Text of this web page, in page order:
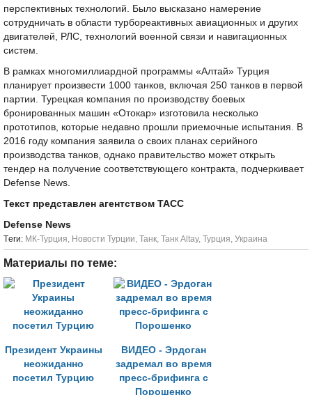
перспективных технологий. Было высказано намерение
сотрудничать в области турбореактивных авиационных и других
двигателей, РЛС, технологий военной связи и навигационных
систем.
В рамках многомиллиардной программы «Алтай» Турция
планирует произвести 1000 танков, включая 250 танков в первой
партии. Турецкая компания по производству боевых
бронированных машин «Отокар» изготовила несколько
прототипов, которые недавно прошли приемочные испытания. В
2016 году компания заявила о своих планах серийного
производства танков, однако правительство может открыть
тендер на получение соответствующего контракта, подчеркивает
Defense News.
Текст представлен агентством ТАСС
Defense News
Tеги: МК-Турция, Новости Турции, Танк, Танк Altay, Турция, Украина
Материалы по теме:
Президент Украины
неожиданно
посетил Турцию
ВИДЕО - Эрдоган
задремал во время
пресс-брифинга с
Порошенко